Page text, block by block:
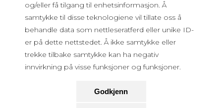
og/eller få tilgang til enhetsinformasjon. Å
samtykke til disse teknologiene vil tillate oss å
behandle data som nettleseratferd eller unike ID-
er på dette nettstedet. Å ikke samtykke eller
trekke tilbake samtykke kan ha negativ
innvirkning på visse funksjoner og funksjoner.
Godkjenn